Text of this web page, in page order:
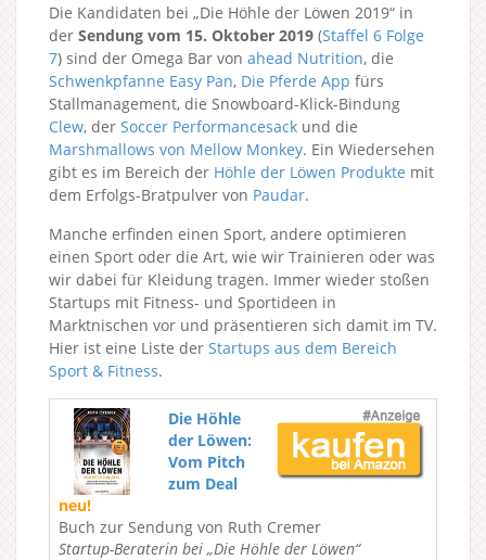
Die Kandidaten bei „Die Höhle der Löwen 2019“ in
der Sendung vom 15. Oktober 2019 (Staffel 6 Folge
7) sind der Omega Bar von ahead Nutrition, die
Schwenkpfanne Easy Pan, Die Pferde App fürs
Stallmanagement, die Snowboard-Klick-Bindung
Clew, der Soccer Performancesack und die
Marshmallows von Mellow Monkey. Ein Wiedersehen
gibt es im Bereich der Höhle der Löwen Produkte mit
dem Erfolgs-Bratpulver von Paudar.
Manche erfinden einen Sport, andere optimieren
einen Sport oder die Art, wie wir Trainieren oder was
wir dabei für Kleidung tragen. Immer wieder stoßen
Startups mit Fitness- und Sportideen in
Marktnischen vor und präsentieren sich damit im TV.
Hier ist eine Liste der Startups aus dem Bereich
Sport & Fitness.
Die Höhle
der Löwen:
Vom Pitch
zum Deal
neu!
Buch zur Sendung von Ruth Cremer
Startup-Beraterin bei „Die Höhle der Löwen“